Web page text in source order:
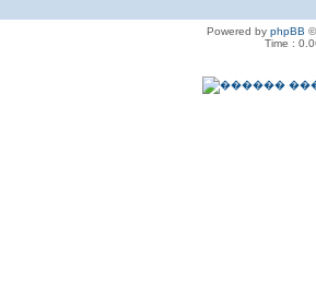
Powered by phpBB
Time :